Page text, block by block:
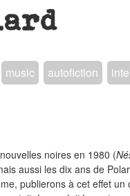
music autofiction
noires en 1980 (
aussi les dix ans de
publierons à cet effet